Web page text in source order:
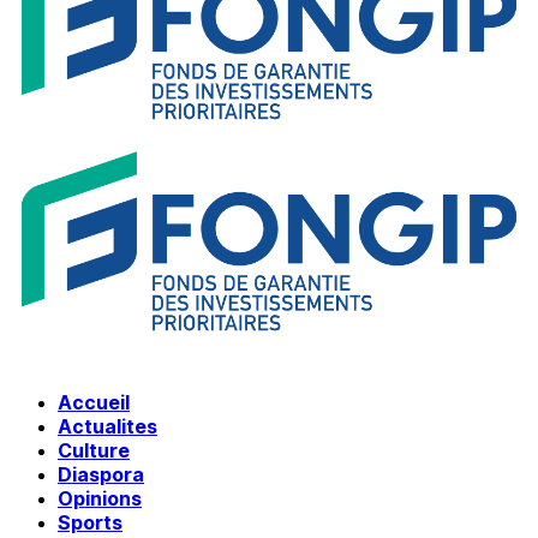
Accueil
Actualites
Culture
Diaspora
Opinions
Sports